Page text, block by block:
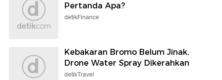
Pertanda Apa?
detikFinance
Kebakaran Bromo Belum Jinak,
Drone Water Spray Dikerahkan
detikTravel